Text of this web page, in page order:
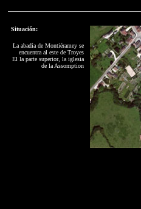
Situación:
La abadía de Montiéramey se
encuentra al este de Troyes
El la parte superior, la iglesia
de la Assomption